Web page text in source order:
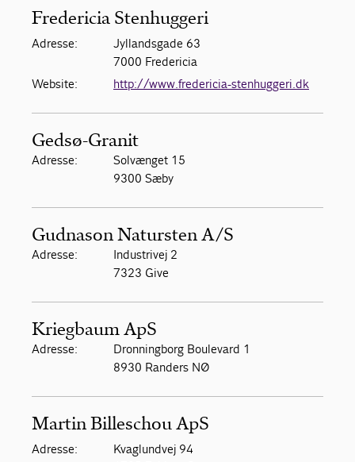
Fredericia Stenhuggeri
Adresse:
Jyllandsgade 63
7000 Fredericia
Website:
http://www.fredericia-stenhuggeri.dk
Gedsø-Granit
Adresse:
Solvænget 15
9300 Sæby
Gudnason Natursten A/S
Adresse:
Industrivej 2
7323 Give
Kriegbaum ApS
Adresse:
Dronningborg Boulevard 1
8930 Randers NØ
Martin Billeschou ApS
Adresse:
Kvaglundvej 94